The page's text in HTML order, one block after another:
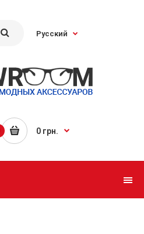
Русский
0 грн.